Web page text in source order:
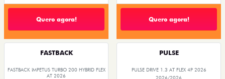
Quero agora! Quero agora!
FASTBACK
FASTBACK IMPETUS TURBO 200 HYBRID FLEX
AT 2026
PULSE
PULSE DRIVE 1.3 AT FLEX 4P 2026
2026/2026